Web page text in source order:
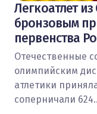
Легкоатлет
бронзовым
первенства
Отечественные
олимпийским
атлетики
соперничали